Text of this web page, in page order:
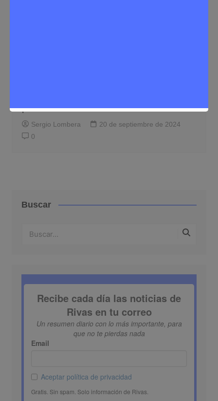
para toda la familia
Sergio Lombera
20 de septiembre de 2024
0
Buscar